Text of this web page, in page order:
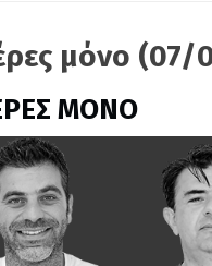
μόνο (07/
ΜΟΝΟ